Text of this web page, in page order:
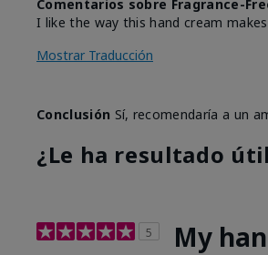
Comentarios sobre Fragrance-
I like the way this hand cream
Mostrar Traducción
Conclusión Sí, recomendaría a un
¿Le ha resultado
5 My